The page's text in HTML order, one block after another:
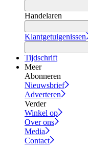
Handelaren
Klantgetuigenissen
Tijdschrift
Meer
Abonneren
Nieuwsbrief
Adverteren
Verder
Winkel op
Over ons
Media
Contact